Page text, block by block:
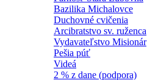
Bazilika Michalovce
Duchovné cvičenia
Arcibratstvo sv. ruženca
Vydavateľstvo Misionár
Pešia púť
Videá
2 % z dane (podpora)